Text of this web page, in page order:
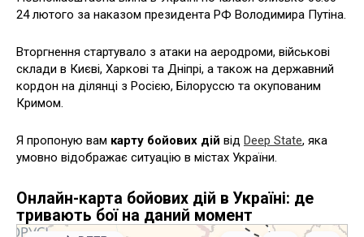
24 лютого за наказом президента РФ Володимира Путіна.
Вторгнення стартувало з атаки на аеродроми, військові
склади в Києві, Харкові та Дніпрі, а також на державний
кордон на ділянці з Росією, Білоруссю та окупованим
Кримом.
Я пропоную вам карту бойових дій від Deep State, яка
умовно відображає ситуацію в містах України.
Онлайн-карта бойових дій в Україні: де
тривають бої на даний момент